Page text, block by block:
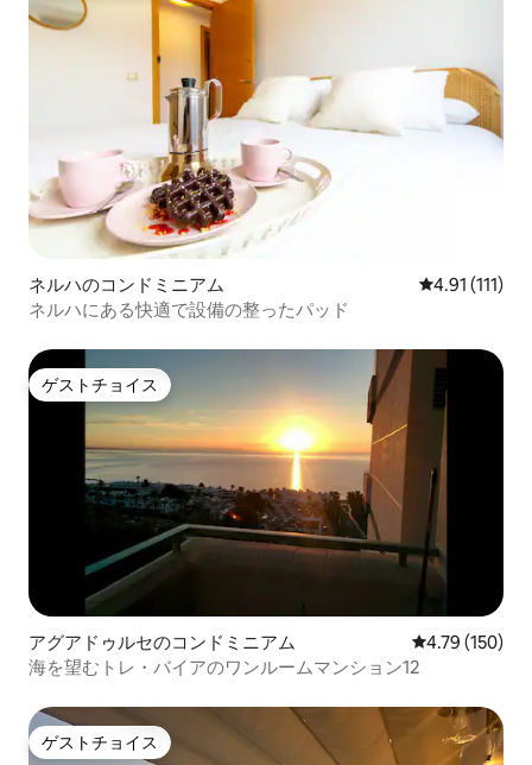
ネルハのコンドミニアム レビュー111
4.91 (111)
ネルハにある快適で設備の整ったパッド
ゲストチョイス
ゲストチョイス
アグアドゥルセのコンドミニアム レビュー150
4.79 (150)
海を望むトレ・バイアのワンルームマンション12
ゲストチョイス
ゲストチョイス